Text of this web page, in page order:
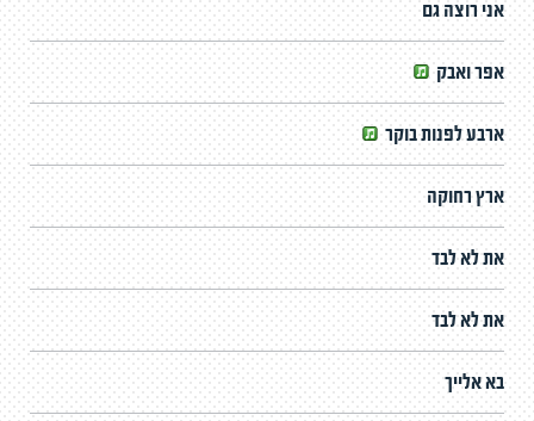
אני רוצה גם
אפר ואבק
ארבע לפנות בוקר
ארץ רחוקה
את לא לבד
את לא לבד
בא אלייך